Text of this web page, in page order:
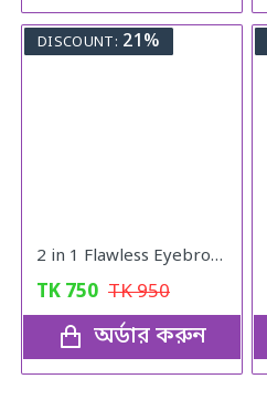
DISCOUNT: 21%
2 in 1 Flawless Eyebrow Hair Remover Stylish & Fashionable Rechargeable Facial Hair Trimmer for Women Painless
TK 750 TK950
অর্ডার করুন